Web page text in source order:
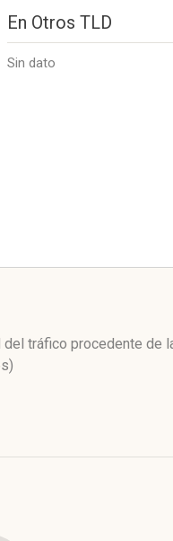
En Otros TLD
Sin dato
del tráfico procedente de